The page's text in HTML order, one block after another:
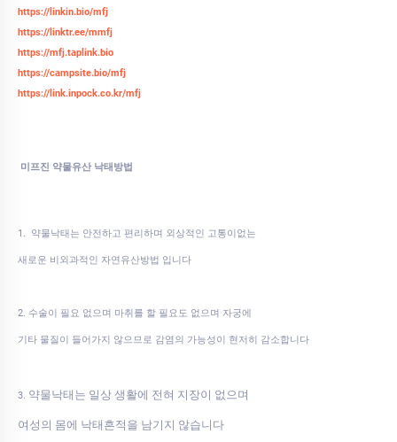
https://linkin.bio/mfj
https://linktr.ee/mmfj
https://mfj.taplink.bio
https://campsite.bio/mfj
https://link.inpock.co.kr/mfj
미프진 약물유산 낙태방법
1. 약물낙태는 안전하고 편리하며 외상적인 고통이없는
새로운 비외과적인 자연유산방법 입니다
2. 수술이 필요 없으며 마취를 할 필요도 없으며 자궁에
기타 물질이 들어가지 않으므로 감염의 가능성이 현저히 감소합니다
3. 약물낙태는 일상 생활에 전혀 지장이 없으며
여성의 몸에 낙태흔적을 남기지 않습니다